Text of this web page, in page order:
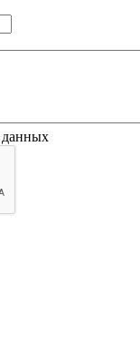
данных